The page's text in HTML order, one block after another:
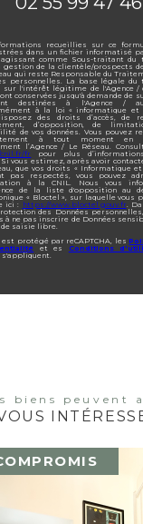
recueillies sur ce
dans un fichier informatisé
comme Sous-traitant du
gestion de la clientèle/prospects
qui reste Responsable du
personnelles. La base légale du
sur l'intérêt légitime de l'Agence /
conservées jusqu'à demande de
destinées à l'Agence / au
à la loi « informatique et
des droits d’accès, de
d’opposition, de
de vos données. Vous pouvez
à tout moment en
l’Agence / Le Réseau.
fr
pour plus
vous estimez, après avoir
que vos droits « Informatique
pas respectés, vous pouvez
à la CNIL. Nous vous
de la liste d'opposition au
« Bloctel », sur laquelle vous
ici :
https://www.bloctel.gouv.fr .
des Données
à ne pas inscrire de Données
saisie libre.
est protégé par reCAPTCHA, les
et es Conditions
s'appliquent.
biens peuvent